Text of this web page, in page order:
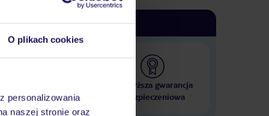
O plikach cookies
personalizowania
naszej stronie oraz
krajach
Najwyższa gwarancja
ubezpieczeniowa